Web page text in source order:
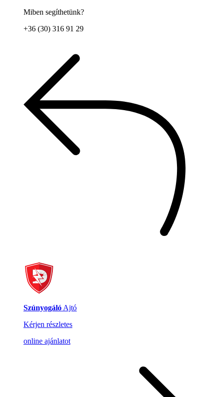
Miben segíthetünk?
+36 (30) 316 91 29
Szúnyogáló Ajtó
Kérjen részletes
online ajánlatot